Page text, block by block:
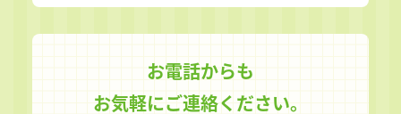
お電話からも
お気軽にご連絡ください。